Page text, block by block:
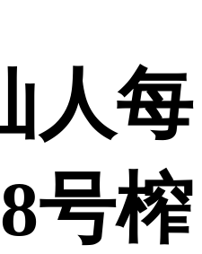
人每
号榨